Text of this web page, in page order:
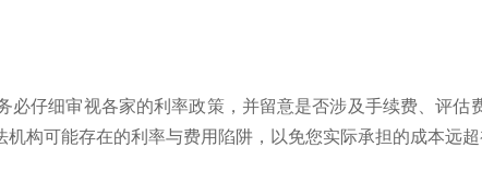
仔细审视各家的利率政策，并留意是否涉及手续费、评估
构可能存在的利率与费用陷阱，以免您实际承担的成本远超